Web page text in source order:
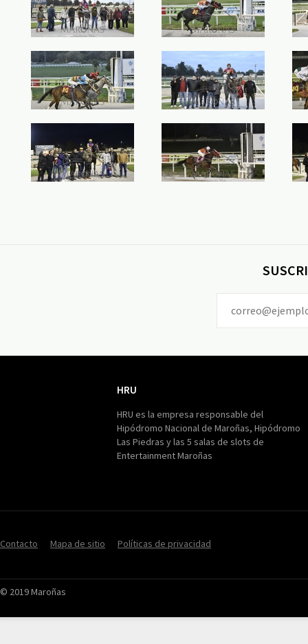
HRU
HRU es la empresa responsable del
Hipódromo Nacional de Maroñas, Hipódromo
Las Piedras y las 5 salas de slots de
Entertainment Maroñas
Contacto Mapa de sitio Políticas de privacidad
© 2019 Maroñas